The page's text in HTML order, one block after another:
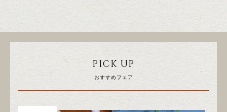
PICK UP
おすすめフェア